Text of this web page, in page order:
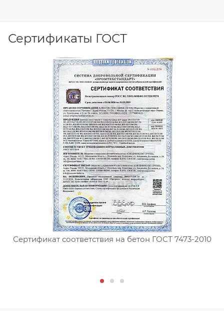
Сертификаты ГОСТ
Сертификат соответствия на бетон ГОСТ 7473-2010